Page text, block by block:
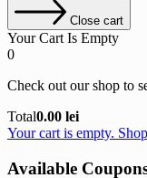
Close cart
Your Cart Is Empty
0
Check out our shop to
Cart
Total:
Total0.00 lei
Your cart is empty.
Available